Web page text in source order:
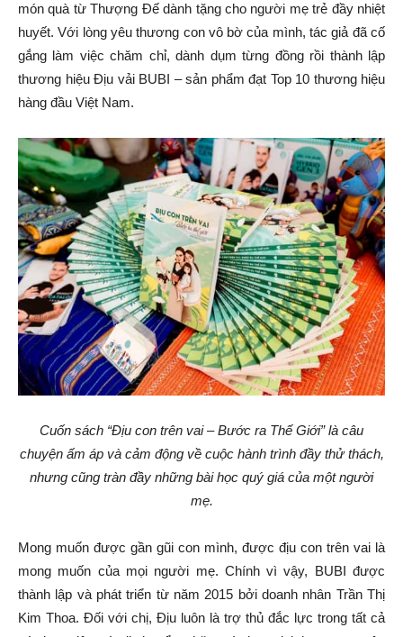
món quà từ Thượng Đế dành tặng cho người mẹ trẻ đầy nhiệt
huyết. Với lòng yêu thương con vô bờ của mình, tác giả đã cố
gắng làm việc chăm chỉ, dành dụm từng đồng rồi thành lập
thương hiệu Địu vải BUBI – sản phẩm đạt Top 10 thương hiệu
hàng đầu Việt Nam.
Cuốn sách “Địu con trên vai – Bước ra Thế Giới” là câu
chuyện ấm áp và cảm động về cuộc hành trình đầy thử thách,
nhưng cũng tràn đầy những bài học quý giá của một người
mẹ.
Mong muốn được gần gũi con mình, được địu con trên vai là
mong muốn của mọi người mẹ. Chính vì vậy, BUBI được
thành lập và phát triển từ năm 2015 bởi doanh nhân Trần Thị
Kim Thoa. Đối với chị, Địu luôn là trợ thủ đắc lực trong tất cả